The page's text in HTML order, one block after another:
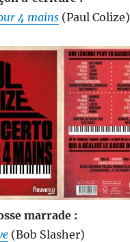
4 mains (Paul Colize)
marrade :
(Bob Slasher)